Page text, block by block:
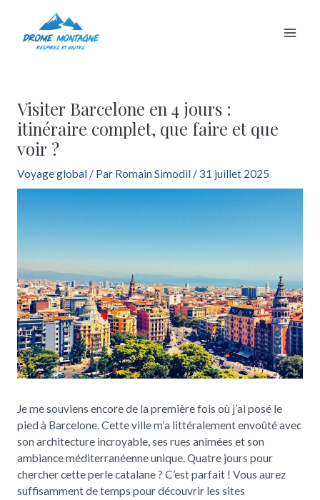
contenu
Visiter Barcelone en 4 jours :
itinéraire complet, que faire et que
voir ?
Voyage global/ Par Romain Simodil /31 juillet 2025
Je me souviens encore de la première fois où j’ai posé le
pied à Barcelone. Cette ville m’a littéralement envoûté avec
son architecture incroyable, ses rues animées et son
ambiance méditerranéenne unique. Quatre jours pour
chercher cette perle catalane ? C’est parfait ! Vous aurez
suffisamment de temps pour découvrir les sites